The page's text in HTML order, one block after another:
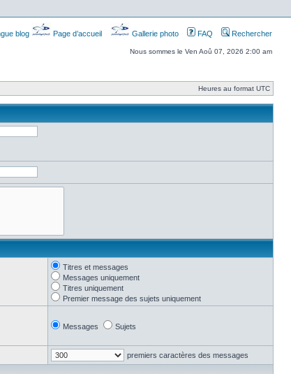
blog Page d’accueil Gallerie photo FAQ Rechercher
Nous sommes le Ven Aoû 07, 2026 2:00 am
Heures au format UTC
Titres et messages
Messages uniquement
Titres uniquement
Premier message des sujets uniquement
Messages Sujets
premiers caractères des messages